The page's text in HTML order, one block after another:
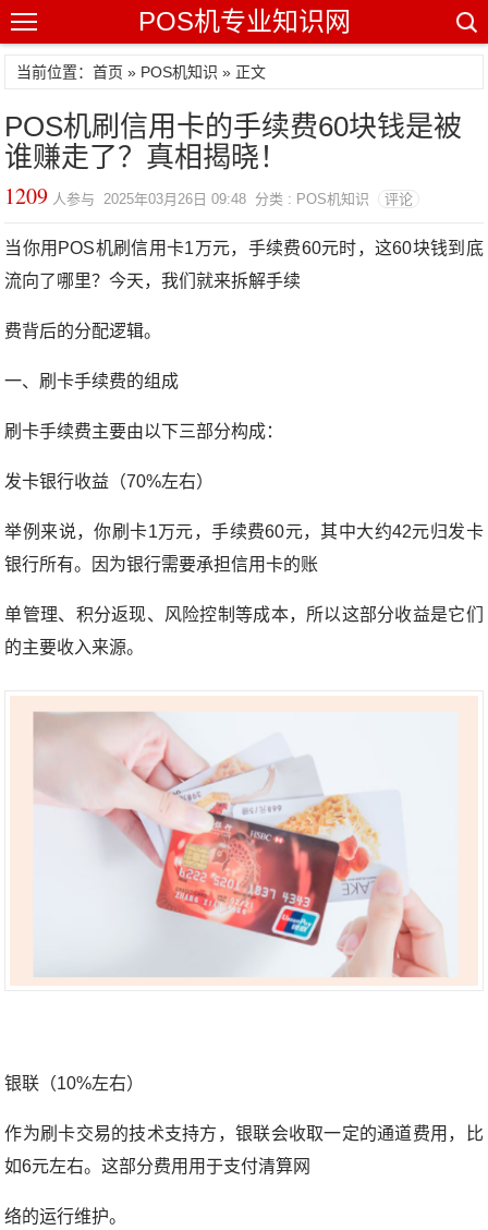
POS机专业知识网
当前位置：首页 » POS机知识 » 正文
POS机刷信用卡的手续费60块钱是被
谁赚走了？真相揭晓！
1209 人参与 2025年03月26日 09:48 分类 : POS机知识 评论
当你用POS机刷信用卡1万元，手续费60元时，这60块钱到底
流向了哪里？今天，我们就来拆解手续
费背后的分配逻辑。
一、刷卡手续费的组成
刷卡手续费主要由以下三部分构成：
发卡银行收益（70%左右）
举例来说，你刷卡1万元，手续费60元，其中大约42元归发卡
银行所有。因为银行需要承担信用卡的账
单管理、积分返现、风险控制等成本，所以这部分收益是它们
的主要收入来源。
银联（10%左右）
作为刷卡交易的技术支持方，银联会收取一定的通道费用，比
如6元左右。这部分费用用于支付清算网
络的运行维护。